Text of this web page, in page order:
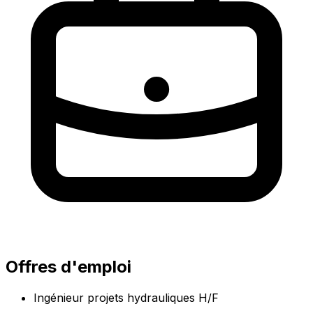
Offres d'emploi
Ingénieur projets hydrauliques H/F